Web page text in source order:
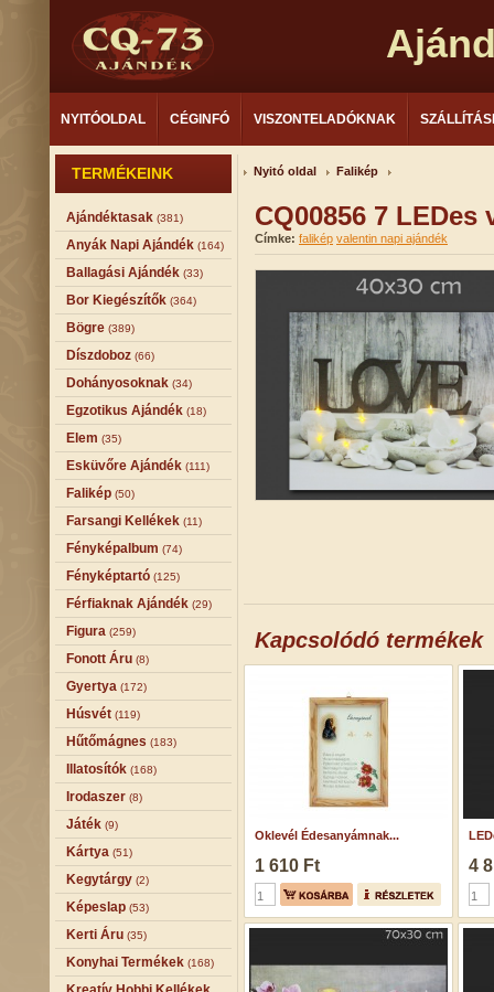
NYITÓOLDAL CÉGINFÓ VISZONTELADÓKNAK
TERMÉKEINK
Ajándéktasak (381)
Anyák Napi Ajándék (164)
Ballagási Ajándék (33)
Bor Kiegészítők (364)
Bögre (389)
Díszdoboz (66)
Dohányosoknak (34)
Egzotikus Ajándék (18)
Elem (35)
Esküvőre Ajándék (111)
Falikép (50)
Farsangi Kellékek (11)
Fényképalbum (74)
Fényképtartó (125)
Férfiaknak Ajándék (29)
Figura (259)
Fonott Áru (8)
Gyertya (172)
Húsvét (119)
Hűtőmágnes (183)
Illatosítók (168)
Irodaszer (8)
Játék (9)
Kártya (51)
Kegytárgy (2)
Képeslap (53)
Kerti Áru (35)
Konyhai Termékek (168)
Nyitó oldal Falikép
CQ00856 7
Címke: falikép valentin napi ajándék
Kapcsolódó termékek
Oklevél Édesanyámnak...
1 610 Ft 4